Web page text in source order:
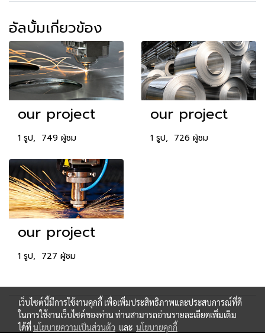
อัลบั้มเกี่ยวข้อง
our project
1 รูป, 749 ผู้ชม
our project
1 รูป, 726 ผู้ชม
our project
1 รูป, 727 ผู้ชม
เว็บไซต์นี้มีการใช้งานคุกกี้ เพื่อเพิ่มประสิทธิภาพและประสบการณ์ที่ดี
ในการใช้งานเว็บไซต์ของท่าน ท่านสามารถอ่านรายละเอียดเพิ่มเติม
ได้ที่นโยบายความเป็นส่วนตัว และ นโยบายคุกกี้